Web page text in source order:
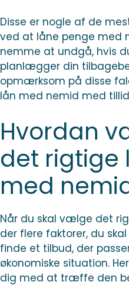
Disse er nogle af de
ved at låne penge med
nemme at undgå, hvis
planlægger din
opmærksom på disse
lån med nemid med
Hvordan
det rigtige
med
Når du skal vælge det
der flere faktorer, du
finde et tilbud, der
økonomiske situation.
dig med at træffe den